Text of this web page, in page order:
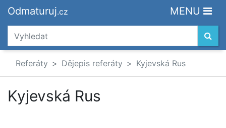
Odmaturuj.cz MENU
Referáty Dějepis referáty Kyjevská Rus
Kyjevská Rus